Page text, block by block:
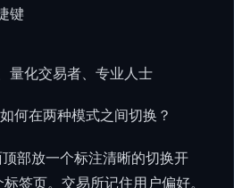
键
量化交易者、专业人士
何在两种模式之间切换？
部放一个标注清晰的切换开
签页。交易所记住用户偏好。